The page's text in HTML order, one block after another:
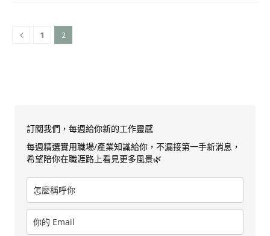
1 2
訂閱我們，每週給你新的工作靈感
每週精選實用職場/產業知識給你，不漏接第一手新消息，
希望陪你在職涯路上看見更多風景🌿